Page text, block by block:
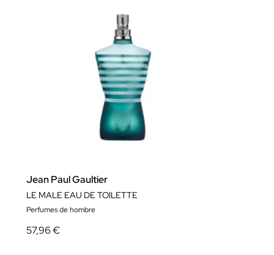
Jean Paul Gaultier
LE MALE EAU DE TOILETTE
Perfumes de hombre
57,96 €